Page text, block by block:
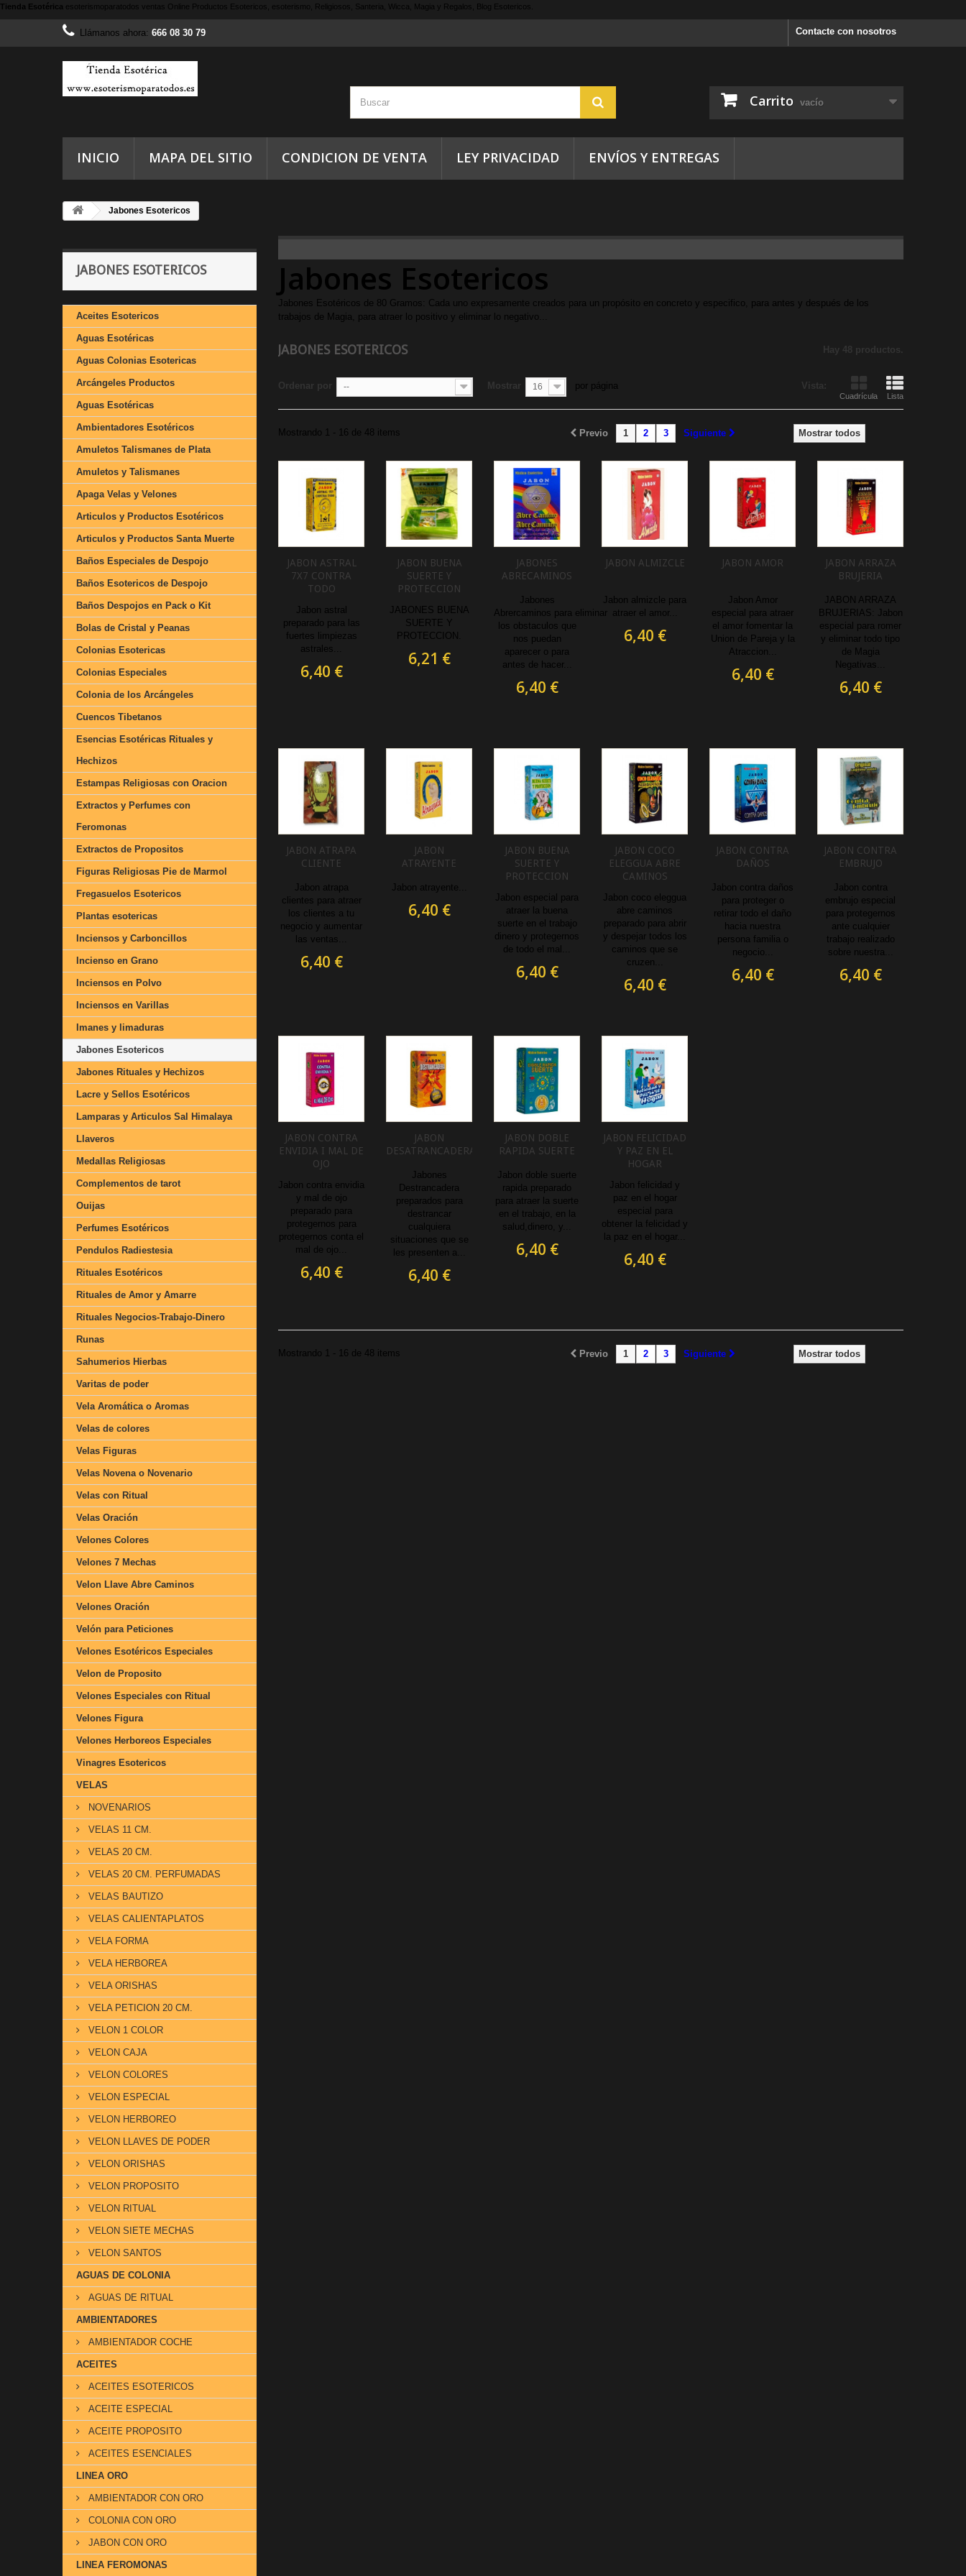
Tienda Esotérica esoterismoparatodos ventas Online Productos Esotericos, esoterismo, Religiosos, Santeria, Wicca, Magia y Regalos, Blog Esotericos.
Contacte con nosotros
Llámanos ahora: 666 08 30 79
Carrito vacío
INICIO MAPA DEL SITIO CONDICION DE VENTA LEY PRIVACIDAD ENVÍOS Y ENTREGAS
Jabones Esotericos
JABONES ESOTERICOS
Aceites Esotericos
Aguas Esotéricas
Aguas Colonias Esotericas
Arcángeles Productos
Aguas Esotéricas
Ambientadores Esotéricos
Amuletos Talismanes de Plata
Amuletos y Talismanes
Apaga Velas y Velones
Articulos y Productos Esotéricos
Articulos y Productos Santa Muerte
Baños Especiales de Despojo
Baños Esotericos de Despojo
Baños Despojos en Pack o Kit
Bolas de Cristal y Peanas
Colonias Esotericas
Colonias Especiales
Colonia de los Arcángeles
Cuencos Tibetanos
Esencias Esotéricas Rituales y
Hechizos
Estampas Religiosas con Oracion
Extractos y Perfumes con
Feromonas
Extractos de Propositos
Figuras Religiosas Pie de Marmol
Fregasuelos Esotericos
Plantas esotericas
Inciensos y Carboncillos
Incienso en Grano
Inciensos en Polvo
Inciensos en Varillas
Imanes y limaduras
Jabones Esotericos
Jabones Rituales y Hechizos
Lacre y Sellos Esotéricos
Lamparas y Articulos Sal Himalaya
Llaveros
Medallas Religiosas
Complementos de tarot
Ouijas
Perfumes Esotéricos
Pendulos Radiestesia
Rituales Esotéricos
Rituales de Amor y Amarre
Rituales Negocios-Trabajo-Dinero
Runas
Sahumerios Hierbas
Varitas de poder
Vela Aromática o Aromas
Velas de colores
Velas Figuras
Velas Novena o Novenario
Velas con Ritual
Velas Oración
Velones Colores
Velones 7 Mechas
Velon Llave Abre Caminos
Velones Oración
Velón para Peticiones
Velones Esotéricos Especiales
Velon de Proposito
Velones Especiales con Ritual
Velones Figura
Velones Herboreos Especiales
Vinagres Esotericos
VELAS
NOVENARIOS
VELAS 11 CM.
VELAS 20 CM.
VELAS 20 CM. PERFUMADAS
VELAS BAUTIZO
VELAS CALIENTAPLATOS
VELA FORMA
VELA HERBOREA
VELA ORISHAS
VELA PETICION 20 CM.
VELON 1 COLOR
VELON CAJA
VELON COLORES
VELON ESPECIAL
VELON HERBOREO
VELON LLAVES DE PODER
VELON ORISHAS
VELON PROPOSITO
VELON RITUAL
VELON SIETE MECHAS
VELON SANTOS
AGUAS DE COLONIA
AGUAS DE RITUAL
AMBIENTADORES
AMBIENTADOR COCHE
ACEITES
ACEITES ESOTERICOS
ACEITE ESPECIAL
ACEITE PROPOSITO
ACEITES ESENCIALES
LINEA ORO
AMBIENTADOR CON ORO
COLONIA CON ORO
JABON CON ORO
LINEA FEROMONAS
Jabones Esotericos
Jabones Esotéricos de 80 Gramos: Cada uno expresamente creados para un propósito en concreto y especifico, para antes y después de los
trabajos de Magia, para atraer lo positivo y eliminar lo negativo...
JABONES ESOTERICOS Hay 48 productos.
Vista:
Cuadrícula Lista
Ordenar por -- Mostrar 16 por página
Mostrar todos
Previo 1 2 3 Siguiente
Mostrando 1 - 16 de 48 items
JABON ASTRAL
7X7 CONTRA
TODO
Jabon astral
preparado para las
fuertes limpiezas
astrales...
6,40 €
JABON BUENA
SUERTE Y
PROTECCION
JABONES BUENA
SUERTE Y
PROTECCION.
6,21 €
JABONES
ABRECAMINOS
Jabones
Abrercaminos para eliminar
los obstaculos que
nos puedan
aparecer o para
antes de hacer...
6,40 €
JABON ALMIZCLE
Jabon almizcle para
atraer el amor...
6,40 €
JABON AMOR
Jabon Amor
especial para atraer
el amor fomentar la
Union de Pareja y la
Atraccion...
6,40 €
JABON ARRAZA
BRUJERIA
JABON ARRAZA
BRUJERIAS: Jabon
especial para romer
y eliminar todo tipo
de Magia
Negativas...
6,40 €
JABON ATRAPA
CLIENTE
Jabon atrapa
clientes para atraer
los clientes a tu
negocio y aumentar
las ventas...
6,40 €
JABON
ATRAYENTE
Jabon atrayente...
6,40 €
JABON BUENA
SUERTE Y
PROTECCION
Jabon especial para
atraer la buena
suerte en el trabajo
dinero y protegernos
de todo el mal...
6,40 €
JABON COCO
ELEGGUA ABRE
CAMINOS
Jabon coco eleggua
abre caminos
preparado para abrir
y despejar todos los
caminos que se
cruzen...
6,40 €
JABON CONTRA
DAÑOS
Jabon contra daños
para proteger o
retirar todo el daño
hacia nuestra
persona familia o
negocio...
6,40 €
JABON CONTRA
EMBRUJO
Jabon contra
embrujo especial
para protegernos
ante cualquier
trabajo realizado
sobre nuestra...
6,40 €
JABON CONTRA
ENVIDIA I MAL DE
OJO
Jabon contra envidia
y mal de ojo
preparado para
protegernos para
protegernos conta el
mal de ojo...
6,40 €
JABON
DESATRANCADERA
Jabones
Destrancadera
preparados para
destrancar
cualquiera
situaciones que se
les presenten a...
6,40 €
JABON DOBLE
RAPIDA SUERTE
Jabon doble suerte
rapida preparado
para atraer la suerte
en el trabajo, en la
salud,dinero, y...
6,40 €
JABON FELICIDAD
Y PAZ EN EL
HOGAR
Jabon felicidad y
paz en el hogar
especial para
obtener la felicidad y
la paz en el hogar...
6,40 €
Mostrar todos
Previo 1 2 3 Siguiente
Mostrando 1 - 16 de 48 items